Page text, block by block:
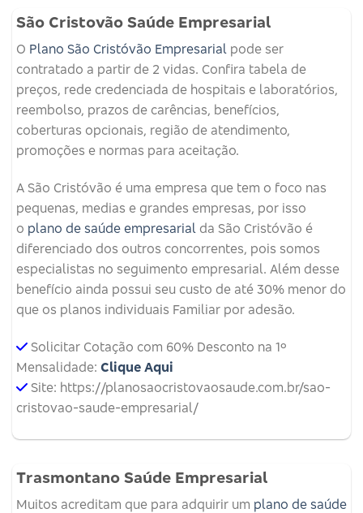
São Cristovão Saúde Empresarial
O Plano São Cristóvão Empresarial pode ser
contratado a partir de 2 vidas. Confira tabela de
preços, rede credenciada de hospitais e laboratórios,
reembolso, prazos de carências, benefícios,
coberturas opcionais, região de atendimento,
promoções e normas para aceitação.
A São Cristóvão é uma empresa que tem o foco nas
pequenas, medias e grandes empresas, por isso
o plano de saúde empresarial da São Cristóvão é
diferenciado dos outros concorrentes, pois somos
especialistas no seguimento empresarial. Além desse
benefício ainda possui seu custo de até 30% menor do
que os planos individuais Familiar por adesão.
Solicitar Cotação com 60% Desconto na 1º
Mensalidade: Clique Aqui
Site: https://planosaocristovaosaude.com.br/sao-
cristovao-saude-empresarial/
Trasmontano Saúde Empresarial
Muitos acreditam que para adquirir um plano de saúde